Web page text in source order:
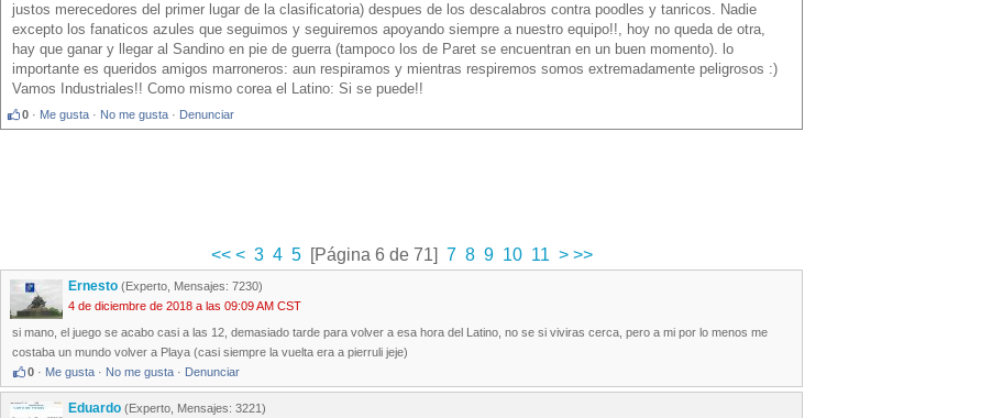
justos merecedores del primer lugar de la clasificatoria) despues de los descalabros contra poodles y tanricos. Nadie
excepto los fanaticos azules que seguimos y seguiremos apoyando siempre a nuestro equipo!!, hoy no queda de otra,
hay que ganar y llegar al Sandino en pie de guerra (tampoco los de Paret se encuentran en un buen momento). lo
importante es queridos amigos marroneros: aun respiramos y mientras respiremos somos extremadamente peligrosos :)
Vamos Industriales!! Como mismo corea el Latino: Si se puede!!
0 · Me gusta · No me gusta · Denunciar
<< < 3 4 5 [Página 6 de 71] 7 8 9 10 11 >>>
Ernesto (Experto, Mensajes: 7230)
4 de diciembre de 2018 a las 09:09 AM CST
si mano, el juego se acabo casi a las 12, demasiado tarde para volver a esa hora del Latino, no se si viviras cerca, pero a mi por lo menos me
costaba un mundo volver a Playa (casi siempre la vuelta era a pierruli jeje)
0 · Me gusta · No me gusta · Denunciar
Eduardo (Experto, Mensajes: 3221)